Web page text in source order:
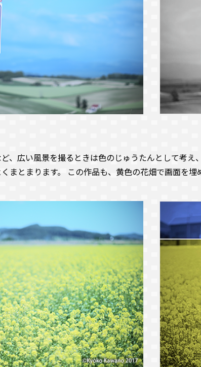
、広い風景を撮るときは色のじゅうたんとして考
まとまります。 この作品も、黄色の花畑で画面を